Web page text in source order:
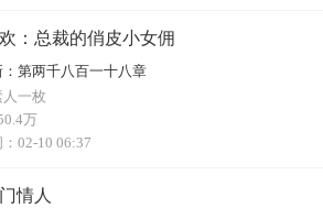
：总裁的俏皮小女佣
第两千八百一十八章
人一枚
万
02-10 06:37
情人